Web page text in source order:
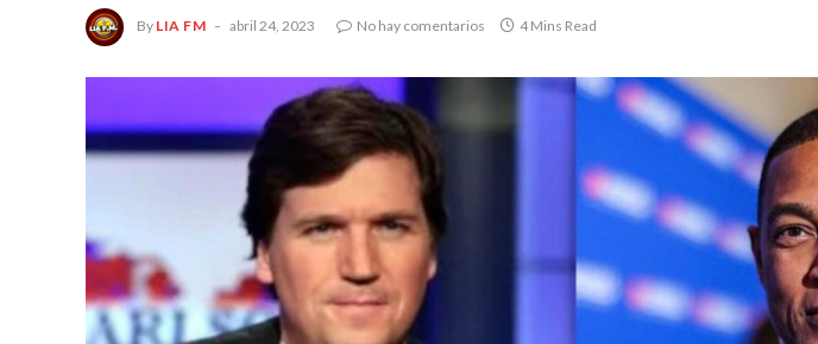
By LIA FM abril 24, 2023 No hay comentarios 4 Mins Read